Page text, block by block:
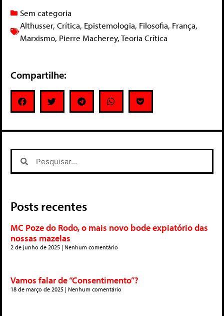
Sem categoria
Althusser, Crítica, Epistemologia, Filosofia, França,
Marxismo, Pierre Macherey,Teoria Crítica
Compartilhe:
Posts recentes
MC Poze do Rodo, o mais novo bode expiatório das
nossas mazelas
2 de junho de 2025 Nenhum comentário
Vamos falar de “Consentimento”?
18 de março de 2025 Nenhum comentário